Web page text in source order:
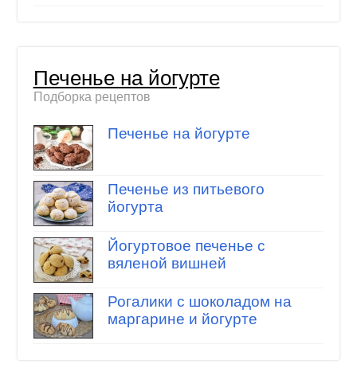
Печенье на йогурте
Подборка рецептов
Печенье на йогурте
Печенье из питьевого
йогурта
Йогуртовое печенье с
вяленой вишней
Рогалики с шоколадом на
маргарине и йогурте